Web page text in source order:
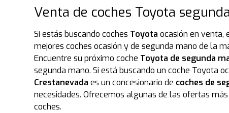
Venta de coches Toyota
Si estás buscando coches Toyota ocasión en venta,
mejores coches ocasión y de segunda mano de la
Encuentre su próximo coche Toyota de segunda
segunda mano. Si está buscando un coche Toyota
Crestanevada es un concesionario de coches de
necesidades. Ofrecemos algunas de las ofertas
coches.